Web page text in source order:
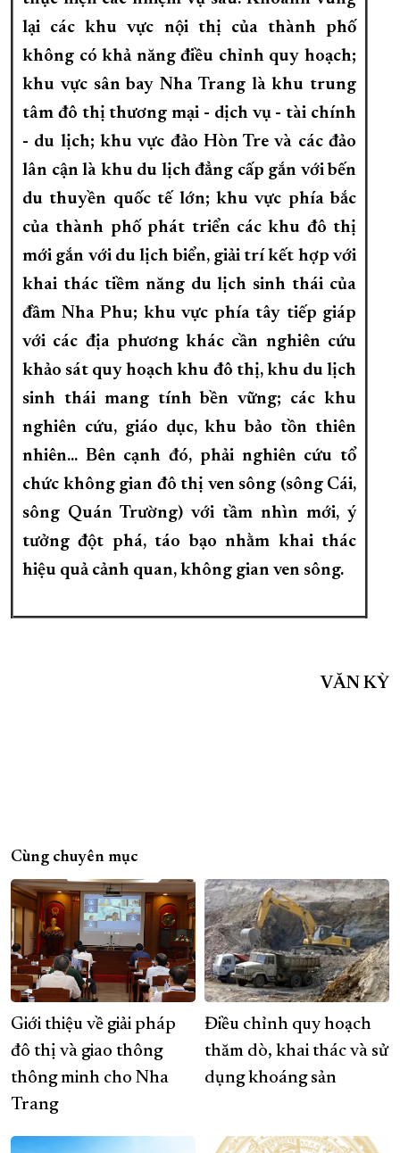
lại các khu vực nội thị của thành phố
không có khả năng điều chỉnh quy hoạch;
khu vực sân bay Nha Trang là khu trung
tâm đô thị thương mại - dịch vụ - tài chính
- du lịch; khu vực đảo Hòn Tre và các đảo
lân cận là khu du lịch đẳng cấp gắn với bến
du thuyền quốc tế lớn; khu vực phía bắc
của thành phố phát triển các khu đô thị
mới gắn với du lịch biển, giải trí kết hợp với
khai thác tiềm năng du lịch sinh thái của
đầm Nha Phu; khu vực phía tây tiếp giáp
với các địa phương khác cần nghiên cứu
khảo sát quy hoạch khu đô thị, khu du lịch
sinh thái mang tính bền vững; các khu
nghiên cứu, giáo dục, khu bảo tồn thiên
nhiên... Bên cạnh đó, phải nghiên cứu tổ
chức không gian đô thị ven sông (sông Cái,
sông Quán Trường) với tầm nhìn mới, ý
tưởng đột phá, táo bạo nhằm khai thác
hiệu quả cảnh quan, không gian ven sông.
VĂN KỲ
Cùng chuyên mục
Giới thiệu về giải pháp
đô thị và giao thông
thông minh cho Nha
Trang
Điều chỉnh quy hoạch
thăm dò, khai thác và sử
dụng khoáng sản